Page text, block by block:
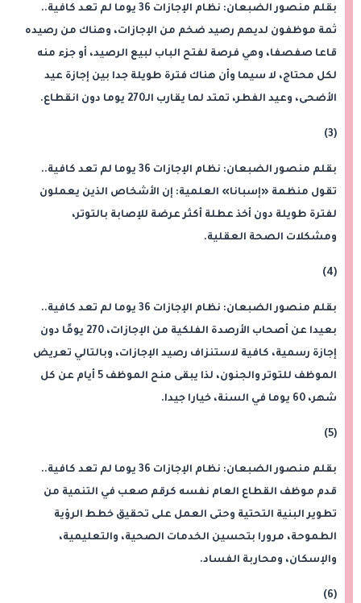
بقلم منصور الضبعان: نظام الإجازات 36 يوما لم تعد كافية..
ثمة موظفون لديهم رصيد ضخم من الإجازات، وهناك من رصيده
قاعا صفصفا، وهي فرصة لفتح الباب لبيع الرصيد، أو جزء منه
لكل محتاج، لا سيما وأن هناك فترة طويلة جدا بين إجازة عيد
الأضحى، وعيد الفطر، تمتد لما يقارب الـ270 يوما دون انقطاع.
(3)
بقلم منصور الضبعان: نظام الإجازات 36 يوما لم تعد كافية..
تقول منظمة «إسبانا» العلمية: إن الأشخاص الذين يعملون
لفترة طويلة دون أخذ عطلة أكثر عرضة للإصابة بالتوتر،
ومشكلات الصحة العقلية.
(4)
بقلم منصور الضبعان: نظام الإجازات 36 يوما لم تعد كافية..
بعيدا عن أصحاب الأرصدة الفلكية من الإجازات، 270 يومًا دون
إجازة رسمية، كافية لاستنزاف رصيد الإجازات، وبالتالي تعريض
الموظف للتوتر والجنون، لذا يبقى منح الموظف 5 أيام عن كل
شهر، 60 يوما في السنة، خيارا جيدا.
(5)
بقلم منصور الضبعان: نظام الإجازات 36 يوما لم تعد كافية..
قدم موظف القطاع العام نفسه كرقم صعب في التنمية من
تطوير البنية التحتية وحتى العمل على تحقيق خطط الرؤية
الطموحة، مرورا بتحسين الخدمات الصحية، والتعليمية،
والإسكان، ومحاربة الفساد.
(6)